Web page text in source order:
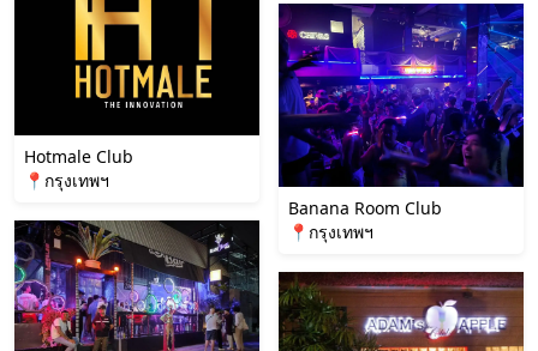
Hotmale Club
📍กรุงเทพฯ
Banana Room Club
📍กรุงเทพฯ